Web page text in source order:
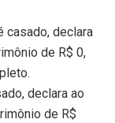
casado, declara
de R$ 0,
declara ao
de R$